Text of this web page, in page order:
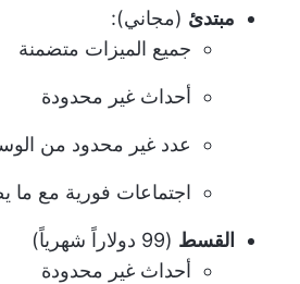
مبتدئ (مجاني):
جميع الميزات متضمنة
أحداث غير محدودة
عدد غير محدود من
اجتماعات فورية مع ما يصل
القسط (99 دولاراً شهرياً)
أحداث غير محدودة